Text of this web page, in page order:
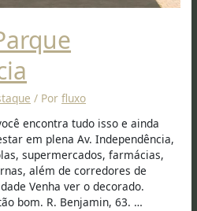
/ Porfluxo
encontra tudo isso e ainda
em plena Av. Independência,
supermercados, farmácias,
além de corredores de
Venha ver o decorado.
bom. R. Benjamin, 63. …